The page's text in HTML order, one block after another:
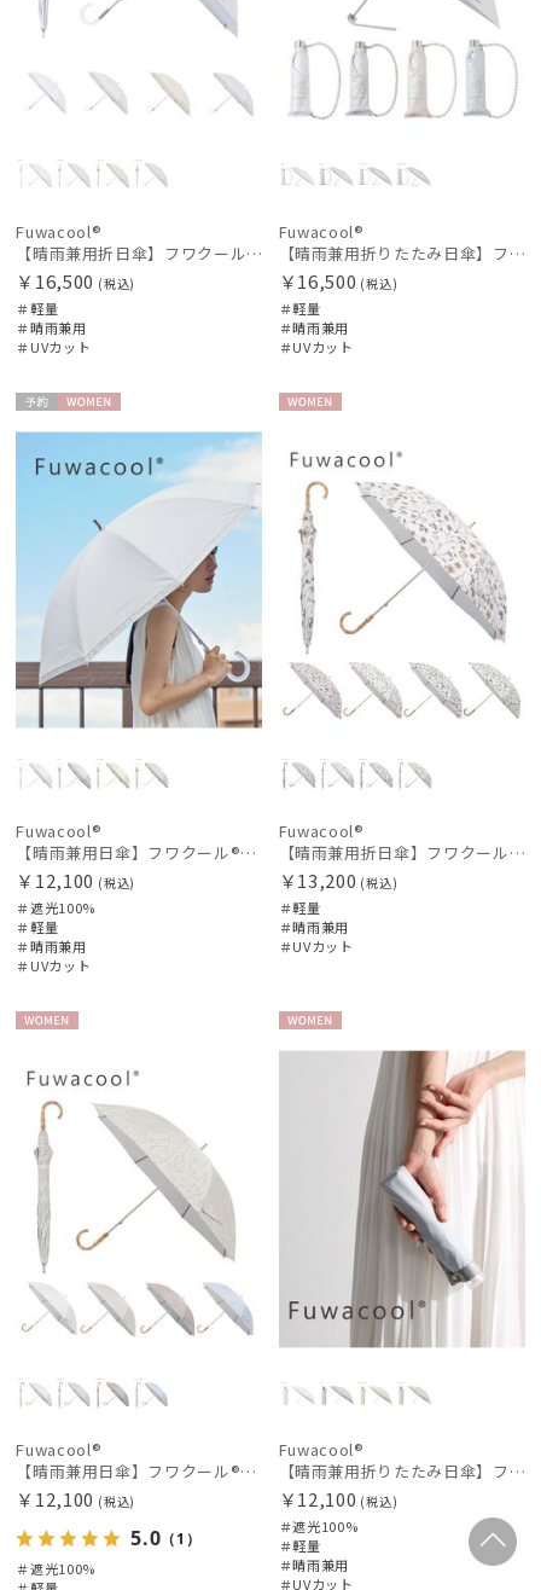
Fuwacool®
【晴雨兼用折日傘】フワクール®ホワイト（Fuwacool® White）トーンonトーン 1級遮光 遮熱 UV99%以上
￥16,500 (税込)
＃軽量
＃晴雨兼用
＃UVカット
Fuwacool®
【晴雨兼用折りたたみ日傘】フワクール®ホワイト（Fuwacool® White）チューブスタイル
￥16,500 (税込)
＃軽量
＃晴雨兼用
＃UVカット
Fuwacool®
【晴雨兼用日傘】フワクール®ホワイト（Fuwacool® White）グリッターリボン 遮光100 UV100
￥12,100 (税込)
＃遮光100%
＃軽量
＃晴雨兼用
＃UVカット
N
Fuwacool®
【晴雨兼用折日傘】フワクール®ホワイト（Fuwacool® White）ボタニカル 遮光100% 遮熱 UV100%
￥13,200 (税込)
＃軽量
＃晴雨兼用
＃UVカット
N
Fuwacool®
【晴雨兼用日傘】フワクール®ホワイト（Fuwacool® White）ラインフラワー 遮光100 UV100
￥12,100 (税込)
5.0 （1）
＃遮光100%
Fuwacool®
【晴雨兼用折りたたみ日傘】フワクール®ホワイト（Fuwacool® White）グリッターリボン 遮光100 UV100
￥12,100 (税込)
＃遮光100%
＃軽量
＃晴雨兼用
＃UVカット